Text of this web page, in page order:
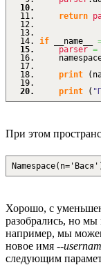
return
if __name__
parser =
print
(
print
(
При этом
Хорошо, с
разобрались, но
например, мы
новое имя --
следующим